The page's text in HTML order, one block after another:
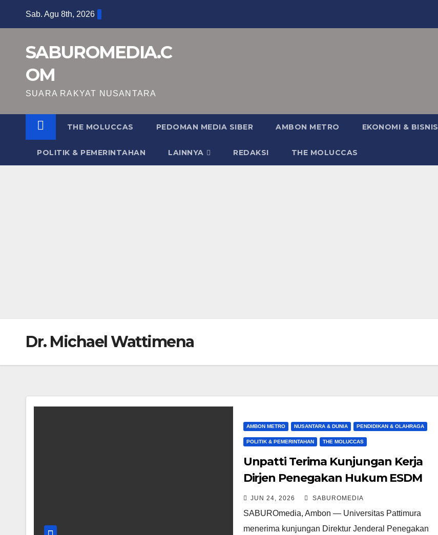
Sab. Agu 8th, 2026
SABUROMEDIA.C
OM
SUARA RAKYAT NUSANTARA
THE MOLUCCAS PEDOMAN MEDIA SIBER AMBON METRO EKONOMI & BISNIS
POLITIK & PEMERINTAHAN LAINNYA REDAKSI THE MOLUCCAS
Dr. Michael Wattimena
AMBON METRO NUSANTARA & DUNIA PENDIDIKAN & OLAHRAGA
POLITIK & PEMERINTAHAN THE MOLUCCAS
Unpatti Terima Kunjungan Kerja
Dirjen Penegakan Hukum ESDM
Dr. Rilke Jeffri Huwae
JUN 24, 2026 SABUROMEDIA
SABUROmedia, Ambon — Universitas Pattimura
menerima kunjungan Direktur Jenderal Penegakan